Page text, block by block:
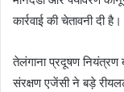
तेलंगाना प्रदूषण नियंत्रण
संरक्षण एजेंसी ने बड़े